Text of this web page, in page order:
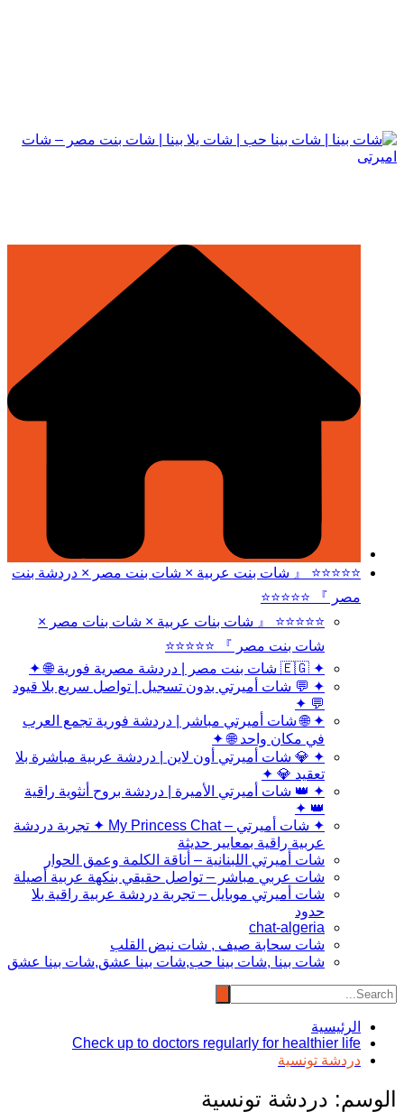
التجاوز
إلى
⭐⭐⭐⭐⭐ 『 شات بنت عربية × شات بنت مصر × دردشة بنت
مصر 』 ⭐⭐⭐⭐⭐
⭐⭐⭐⭐⭐ 『 شات بنات عربية × شات بنات مصر ×
شات بنت مصر 』 ⭐⭐⭐⭐⭐
✦ 🇪🇬 شات بنت مصر | دردشة مصرية فورية 🌐 ✦
✦ 💬 شات أميرتي بدون تسجيل | تواصل سريع بلا قيود
💬 ✦
✦ 🌐 شات أميرتي مباشر | دردشة فورية تجمع العرب
في مكان واحد 🌐 ✦
✦ 💎 شات أميرتي أون لاين | دردشة عربية مباشرة بلا
تعقيد 💎 ✦
✦ 👑 شات أميرتي الأميرة | دردشة بروح أنثوية راقية
👑 ✦
✦ شات أميرتي – My Princess Chat ✦ تجربة دردشة
عربية راقية بمعايير حديثة
شات أميرتي اللبنانية – أناقة الكلمة وعمق الحوار
شات عربي مباشر – تواصل حقيقي بنكهة عربية أصيلة
شات أميرتي موبايل – تجربة دردشة عربية راقية بلا
حدود
chat-algeria
شات سحابة صيف , شات نبض القلب
شات بينا ,شات بينا حب,شات بينا عشق,شات بينا عشق
الرئيسية
Check up to doctors regularly for healthier life
دردشة تونسية
الوسم: دردشة تونسية